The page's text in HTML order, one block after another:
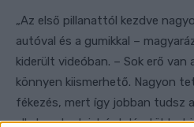
„Az első pillanattól kezdve
autóval és a gumikkal –
kiderült videóban. – Sok erő van
könnyen kiismerhető. Nagyon
fékezés, mert így jobban tudsz
alkalmazkodni, bár talán többet